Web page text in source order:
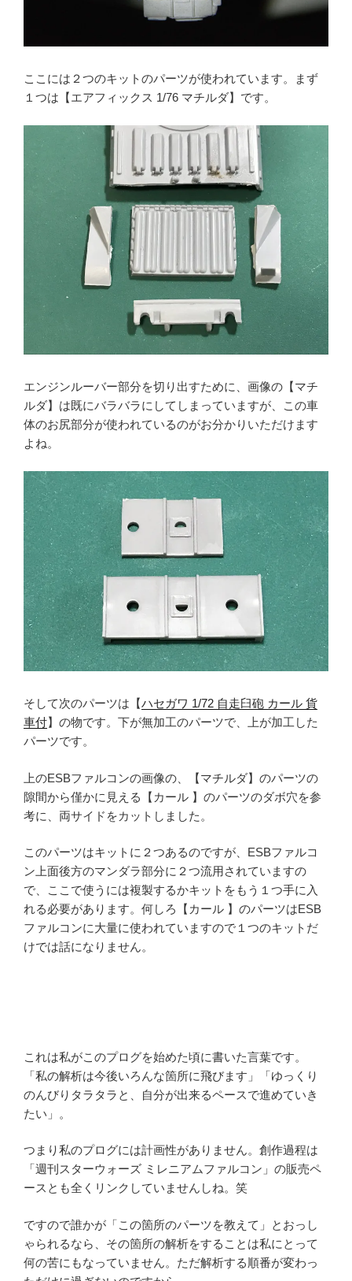
ここには２つのキットのパーツが使われています。まず
１つは【エアフィックス 1/76 マチルダ】です。
エンジンルーバー部分を切り出すために、画像の【マチ
ルダ】は既にバラバラにしてしまっていますが、この車
体のお尻部分が使われているのがお分かりいただけます
よね。
そして次のパーツは【ハセガワ 1/72 自走臼砲 カール 貨
車付】の物です。下が無加工のパーツで、上が加工した
パーツです。
上のESBファルコンの画像の、【マチルダ】のパーツの
隙間から僅かに見える【カール 】のパーツのダボ穴を参
考に、両サイドをカットしました。
このパーツはキットに２つあるのですが、ESBファルコ
ン上面後方のマンダラ部分に２つ流用されていますの
で、ここで使うには複製するかキットをもう１つ手に入
れる必要があります。何しろ【カール 】のパーツはESB
ファルコンに大量に使われていますので１つのキットだ
けでは話になりません。
これは私がこのプログを始めた頃に書いた言葉です。
「私の解析は今後いろんな箇所に飛びます」「ゆっくり
のんびりタラタラと、自分が出来るペースで進めていき
たい」。
つまり私のプログには計画性がありません。創作過程は
「週刊スターウォーズ ミレニアムファルコン」の販売ペ
ースとも全くリンクしていませんしね。笑
ですので誰かが「この箇所のパーツを教えて」とおっし
ゃられるなら、その箇所の解析をすることは私にとって
何の苦にもなっていません。ただ解析する順番が変わっ